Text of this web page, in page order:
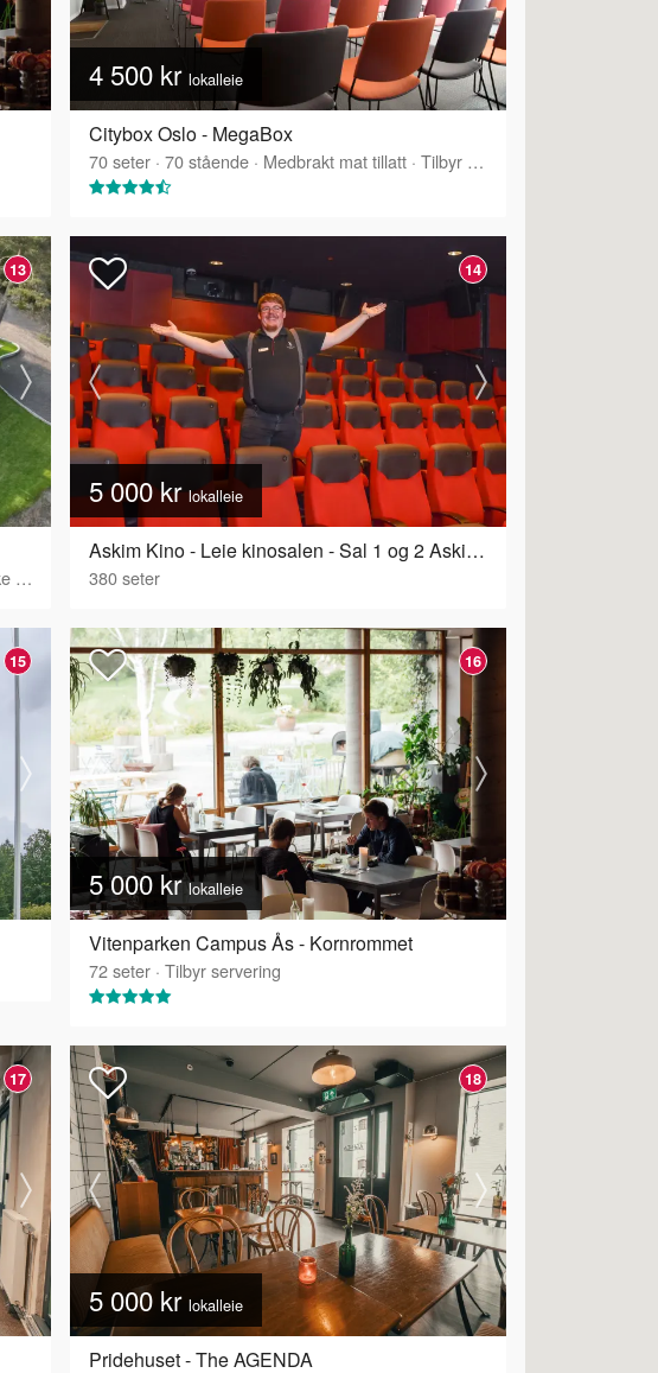
4 500 kr lokalleie
Citybox Oslo - MegaBox
70seter · 70stående · Medbrakt mat tillatt · Tilbyr servering
13
Tilbyr servering
14
5 000 krlokalleie
Askim Kino - Leie kinosalen - Sal 1 og 2 Askim Kino
380seter
15 16
5 000 krlokalleie
Vitenparken Campus Ås - Kornrommet
72seter · Tilbyr servering
17 18
5 000 kr lokalleie
Pridehuset - The AGENDA